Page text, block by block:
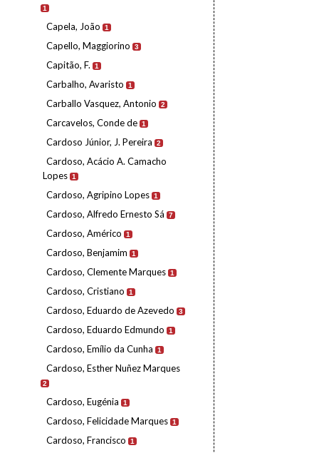
1
Capela, João 1
Capello, Maggiorino 3
Capitão, F. 1
Carbalho, Avaristo 1
Carballo Vasquez, Antonio 2
Carcavelos, Conde de 1
Cardoso Júnior, J. Pereira 2
Cardoso, Acácio A. Camacho
Lopes 1
Cardoso, Agripino Lopes 1
Cardoso, Alfredo Ernesto Sá 7
Cardoso, Américo 1
Cardoso, Benjamim 1
Cardoso, Clemente Marques 1
Cardoso, Cristiano 1
Cardoso, Eduardo de Azevedo 3
Cardoso, Eduardo Edmundo 1
Cardoso, Emílio da Cunha 1
Cardoso, Esther Nuñez Marques
2
Cardoso, Eugénia 1
Cardoso, Felicidade Marques 1
Cardoso, Francisco 1